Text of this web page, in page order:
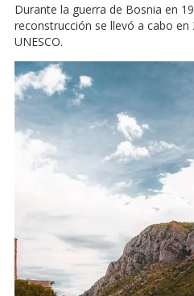
Durante la guerra de Bosnia en
reconstrucción se llevó a cabo en
UNESCO.